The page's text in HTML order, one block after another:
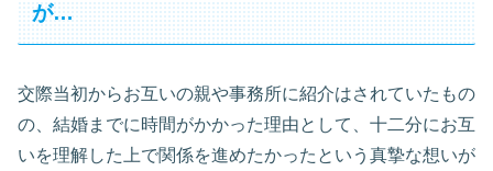
が…
交際当初からお互いの親や事務所に紹介はされていたもの
の、結婚までに時間がかかった理由として、十二分にお互
いを理解した上で関係を進めたかったという真摯な想いが